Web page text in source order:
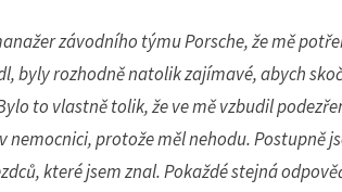
závodního týmu Porsche, že mě
byly rozhodně natolik zajímavé, abych
to vlastně tolik, že ve mě vzbudil
nemocnici, protože měl nehodu. Postupně
které jsem znal. Pokaždé stejná